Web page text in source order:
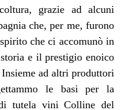
grazie ad alcuni
che, per me, furono
che ci accomunò in
e il prestigio enoico
ad altri produttori
le basi per la
tutela vini Colline del